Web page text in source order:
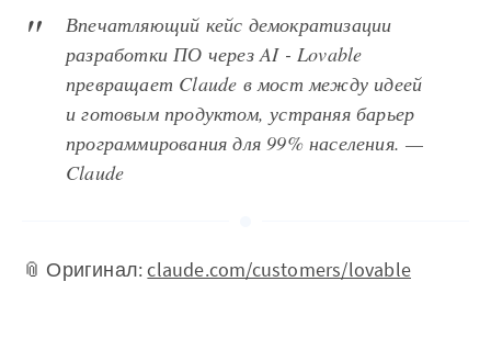
Впечатляющий кейс демократизации
разработки ПО через AI - Lovable
превращает Claude в мост между идеей
и готовым продуктом, устраняя барьер
программирования для 99% населения. —
Claude
📎 Оригинал:claude.com/customers/lovable